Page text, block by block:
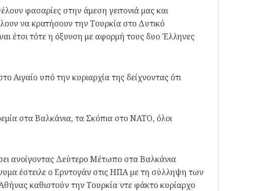
φασαρίες στην άμεση γειτονιά μας και
να κρατήσουν την Τουρκία στο Δυτικό
έτσι τότε η όξυνση με αφορμή τους δυο Έλληνες
Αιγαίο υπό την κυριαρχία της δείχνοντας ότι
στα Βαλκάνια, τα Σκόπια στο ΝΑΤΟ, όλοι
ανοίγοντας Δεύτερο Μέτωπο στα Βαλκάνια
έστειλε ο Ερντογάν στις ΗΠΑ με τη σύλληψη των
καθιστούν την Τουρκία ντε φάκτο κυρίαρχο